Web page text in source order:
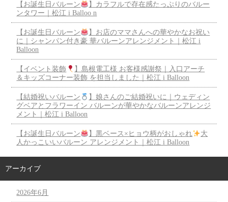
【お誕生日バルーン
】カラフルで存在感たっぷりのバルー
ンタワー｜松江 i Balloo n
【お誕生日バルーン
】お店のママさんへの華やかなお祝い
に｜シャンパン付き豪 華バルーンアレンジメント｜松江 i
Balloon
【イベント装飾
】島根電工様 お客様感謝祭｜入口アーチ
＆キッズコーナー装飾 を担当しました｜松江 i Balloon
【結婚祝いバルーン
】娘さんのご結婚祝いに｜ウェディン
グベアとフラワーイン バルーンが華やかなバルーンアレンジ
メント｜松江 i Balloon
【お誕生日バルーン 】黒ベース×ヒョウ柄がおしゃれ
大
人かっこいいバルーン アレンジメント｜松江 i Balloon
アーカイブ
2026年6月